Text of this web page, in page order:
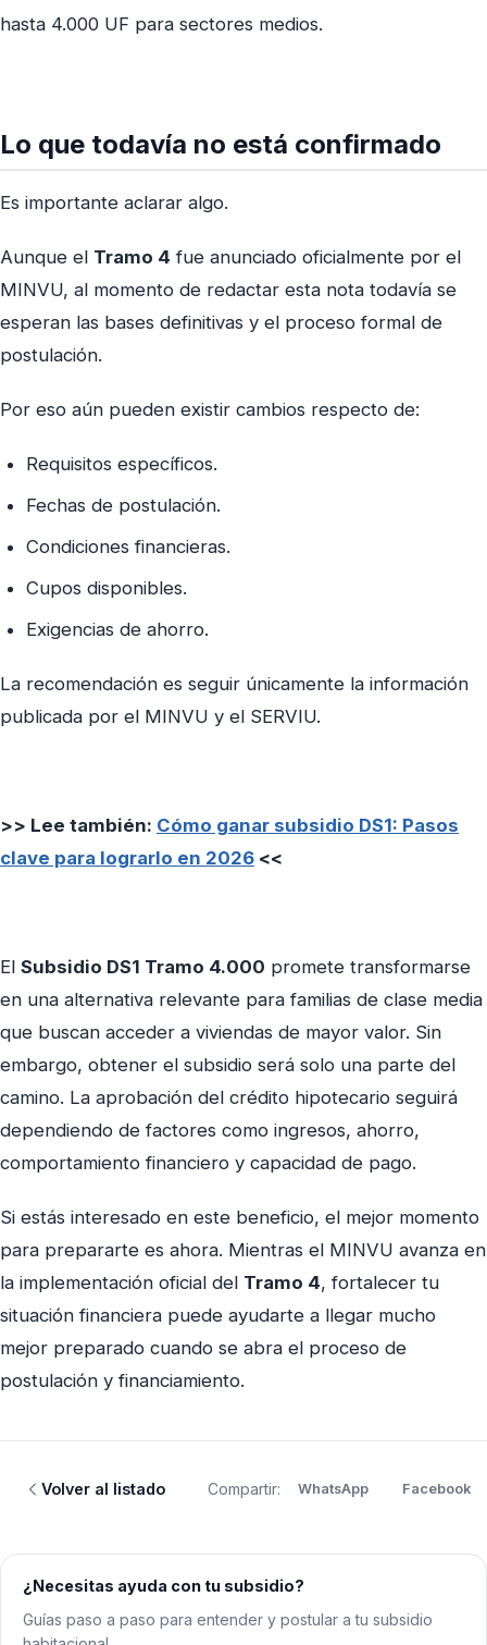
hasta 4.000 UF para sectores medios.
Lo que todavía no está confirmado
Es importante aclarar algo.
Aunque el Tramo 4 fue anunciado oficialmente por el
MINVU, al momento de redactar esta nota todavía se
esperan las bases definitivas y el proceso formal de
postulación.
Por eso aún pueden existir cambios respecto de:
Requisitos específicos.
Fechas de postulación.
Condiciones financieras.
Cupos disponibles.
Exigencias de ahorro.
La recomendación es seguir únicamente la información
publicada por el MINVU y el SERVIU.
>> Lee también: Cómo ganar subsidio DS1: Pasos
clave para lograrlo en 2026 <<
El Subsidio DS1 Tramo 4.000 promete transformarse
en una alternativa relevante para familias de clase media
que buscan acceder a viviendas de mayor valor. Sin
embargo, obtener el subsidio será solo una parte del
camino. La aprobación del crédito hipotecario seguirá
dependiendo de factores como ingresos, ahorro,
comportamiento financiero y capacidad de pago.
Si estás interesado en este beneficio, el mejor momento
para prepararte es ahora. Mientras el MINVU avanza en
la implementación oficial del Tramo 4, fortalecer tu
situación financiera puede ayudarte a llegar mucho
mejor preparado cuando se abra el proceso de
postulación y financiamiento.
Volver al listado Compartir: WhatsApp Facebook
¿Necesitas ayuda con tu subsidio?
Guías paso a paso para entender y postular a tu subsidio